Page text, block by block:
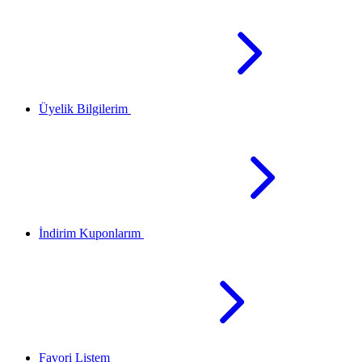
Üyelik Bilgilerim
İndirim Kuponlarım
Favori Listem